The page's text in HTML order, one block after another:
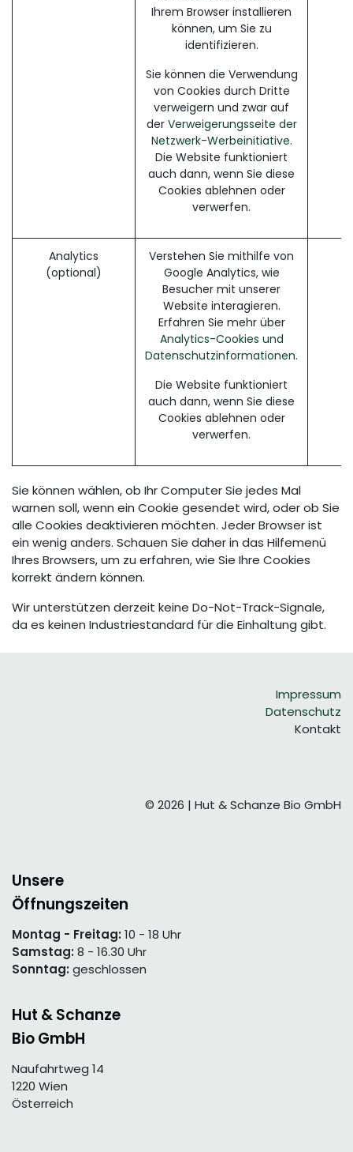
Ihrem Browser installieren
können, um Sie zu
identifizieren.
Sie können die Verwendung
von Cookies durch Dritte
verweigern und zwar auf
der Verweigerungsseite der
Netzwerk-Werbeinitiative.
Die Website funktioniert
auch dann, wenn Sie diese
Cookies ablehnen oder
verwerfen.
Analytics
(optional)
Verstehen Sie mithilfe von
Google Analytics, wie
Besucher mit unserer
Website interagieren.
Erfahren Sie mehr über
Analytics-Cookies und
Datenschutzinformationen.
Die Website funktioniert
auch dann, wenn Sie diese
Cookies ablehnen oder
verwerfen.
Sie können wählen, ob Ihr Computer Sie jedes Mal
warnen soll, wenn ein Cookie gesendet wird, oder ob Sie
alle Cookies deaktivieren möchten. Jeder Browser ist
ein wenig anders. Schauen Sie daher in das Hilfemenü
Ihres Browsers, um zu erfahren, wie Sie Ihre Cookies
korrekt ändern können.
Wir unterstützen derzeit keine Do-Not-Track-Signale,
da es keinen Industriestandard für die Einhaltung gibt.
Impressum
Datenschutz
Kontakt
© 2026 | Hut & Schanze Bio GmbH
Unsere
Öffnungszeiten
Montag - Freitag: 10 - 18 Uhr
Samstag: 8 - 16.30 Uhr
Sonntag: geschlossen
Hut & Schanze
Bio GmbH
Naufahrtweg 14
1220 Wien
Österreich